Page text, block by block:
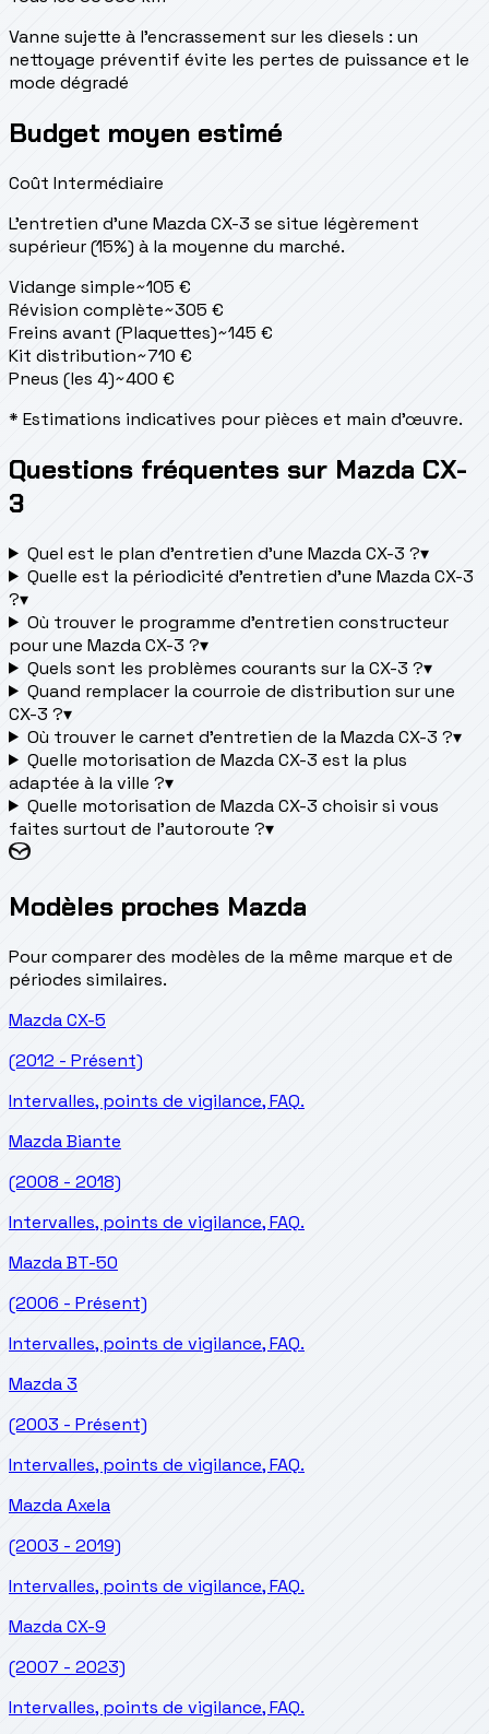
Vanne sujette à l'encrassement sur les diesels : un
nettoyage préventif évite les pertes de puissance et le
mode dégradé
Budget moyen estimé
Coût Intermédiaire
L'entretien d'une Mazda CX-3 se situe légèrement
supérieur (15%) à la moyenne du marché.
Vidange simple~105 €
Révision complète~305 €
Freins avant (Plaquettes)~145 €
Kit distribution~710 €
Pneus (les 4)~400 €
* Estimations indicatives pour pièces et main d'œuvre.
Questions fréquentes sur Mazda CX-
3
Quel est le plan d’entretien d’une Mazda CX-3 ?▾
Quelle est la périodicité d’entretien d’une Mazda CX-3
?▾
Où trouver le programme d’entretien constructeur
pour une Mazda CX-3 ?▾
Quels sont les problèmes courants sur la CX-3 ?▾
Quand remplacer la courroie de distribution sur une
CX-3 ?▾
Où trouver le carnet d'entretien de la Mazda CX-3 ?▾
Quelle motorisation de Mazda CX-3 est la plus
adaptée à la ville ?▾
Quelle motorisation de Mazda CX-3 choisir si vous
faites surtout de l'autoroute ?▾
Modèles proches Mazda
Pour comparer des modèles de la même marque et de
périodes similaires.
MazdaCX-5
(2012 - Présent)
Intervalles, points de vigilance, FAQ.
MazdaBiante
(2008 - 2018)
Intervalles, points de vigilance, FAQ.
MazdaBT-50
(2006 - Présent)
Intervalles, points de vigilance, FAQ.
Mazda3
(2003 - Présent)
Intervalles, points de vigilance, FAQ.
MazdaAxela
(2003 - 2019)
Intervalles, points de vigilance, FAQ.
MazdaCX-9
(2007 - 2023)
Intervalles, points de vigilance, FAQ.